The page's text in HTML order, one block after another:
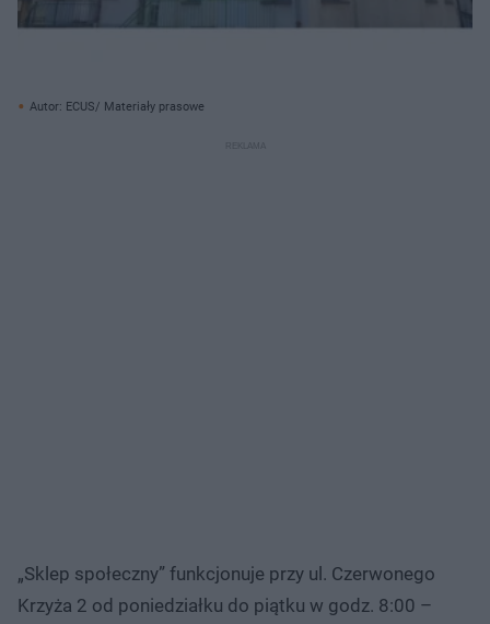
Autor: ECUS/ Materiały prasowe
„Sklep społeczny” funkcjonuje przy ul. Czerwonego
Krzyża 2 od poniedziałku do piątku w godz. 8:00 –